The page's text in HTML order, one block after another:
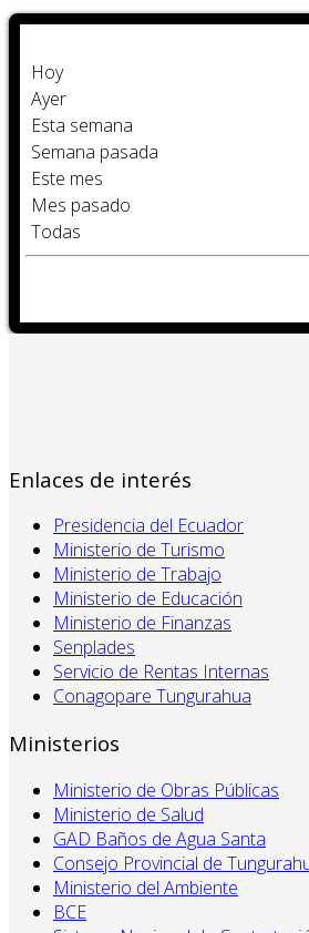
Hoy
Ayer
Esta semana
Semana pasada
Este mes
Mes pasado
Todas
Enlaces de interés
Presidencia del Ecuador
Ministerio de Turismo
Ministerio de Trabajo
Ministerio de Educación
Ministerio de Finanzas
Senplades
Servicio de Rentas Internas
Conagopare Tungurahua
Ministerios
Ministerio de Obras Públicas
Ministerio de Salud
GAD Baños de Agua Santa
Consejo Provincial de
Ministerio del Ambiente
BCE